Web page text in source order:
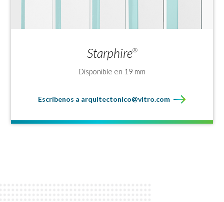
Starphire®
Disponible en 19 mm
Escríbenos a arquitectonico@vitro.com